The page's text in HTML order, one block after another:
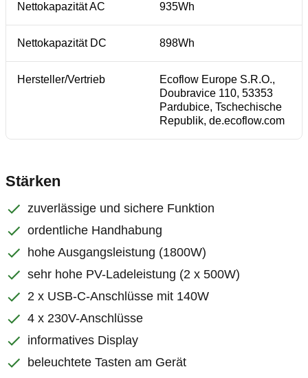
Nettokapazität AC 935Wh
Nettokapazität DC 898Wh
Hersteller/Vertrieb
Ecoflow Europe S.R.O.,
Doubravice 110, 53353
Pardubice, Tschechische
Republik, de.ecoflow.com
Stärken
zuverlässige und sichere Funktion
ordentliche Handhabung
hohe Ausgangsleistung (1800W)
sehr hohe PV-Ladeleistung (2 x 500W)
2 x USB-C-Anschlüsse mit 140W
4 x 230V-Anschlüsse
informatives Display
beleuchtete Tasten am Gerät